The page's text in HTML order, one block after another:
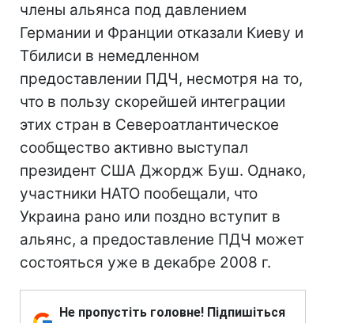
члены альянса под давлением
Германии и Франции отказали Киеву и
Тбилиси в немедленном
предоставлении ПДЧ, несмотря на то,
что в пользу скорейшей интеграции
этих стран в Североатлантическое
сообщество активно выступал
президент США Джордж Буш. Однако,
участники НАТО пообещали, что
Украина рано или поздно вступит в
альянс, а предоставление ПДЧ может
состояться уже в декабре 2008 г.
Не пропустіть головне! Підпишіться